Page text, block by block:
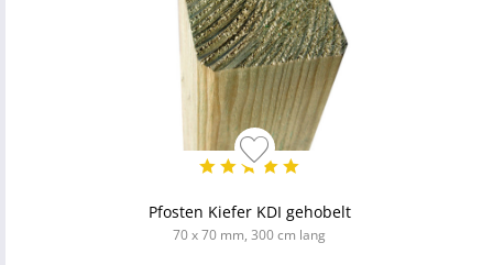
Pfosten Kiefer KDI gehobelt
70 x 70 mm, 300 cm lang